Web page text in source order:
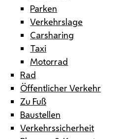
Parken
Verkehrslage
Carsharing
Taxi
Motorrad
Rad
Öffentlicher Verkehr
Zu Fuß
Baustellen
Verkehrssicherheit